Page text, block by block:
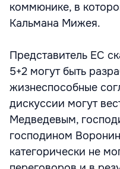
коммюнике, в
Кальмана Мижея.
Представитель ЕС
5+2 могут быть
жизнеспособные
дискуссии могут
Медведевым,
господином
категорически не